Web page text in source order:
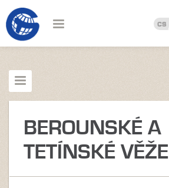
CS
BEROUNSKÉ A
TETÍNSKÉ VĚŽE